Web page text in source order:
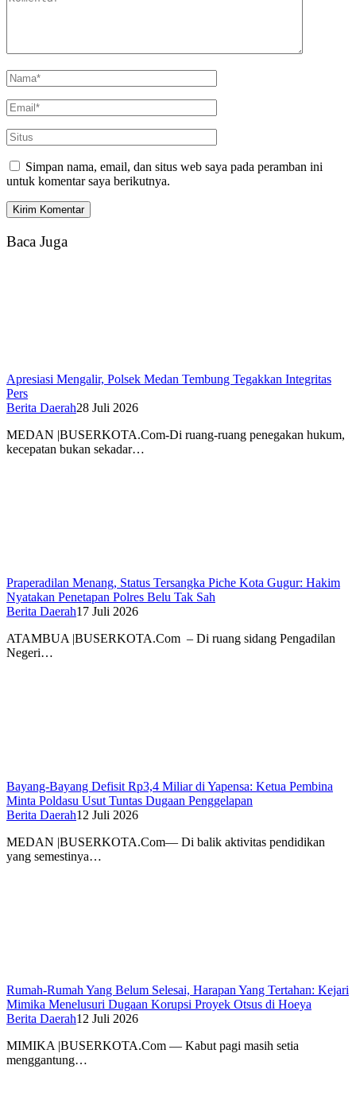
Simpan nama, email, dan situs web saya pada peramban ini
untuk komentar saya berikutnya.
Baca Juga
Apresiasi Mengalir, Polsek Medan Tembung Tegakkan Integritas
Pers
Berita Daerah28 Juli 2026
MEDAN |BUSERKOTA.Com-Di ruang-ruang penegakan hukum,
kecepatan bukan sekadar…
Praperadilan Menang, Status Tersangka Piche Kota Gugur: Hakim
Nyatakan Penetapan Polres Belu Tak Sah
Berita Daerah17 Juli 2026
ATAMBUA |BUSERKOTA.Com – Di ruang sidang Pengadilan
Negeri…
Bayang-Bayang Defisit Rp3,4 Miliar di Yapensa: Ketua Pembina
Minta Poldasu Usut Tuntas Dugaan Penggelapan
Berita Daerah12 Juli 2026
MEDAN |BUSERKOTA.Com— Di balik aktivitas pendidikan
yang semestinya…
Rumah-Rumah Yang Belum Selesai, Harapan Yang Tertahan: Kejari
Mimika Menelusuri Dugaan Korupsi Proyek Otsus di Hoeya
Berita Daerah12 Juli 2026
MIMIKA |BUSERKOTA.Com — Kabut pagi masih setia
menggantung…